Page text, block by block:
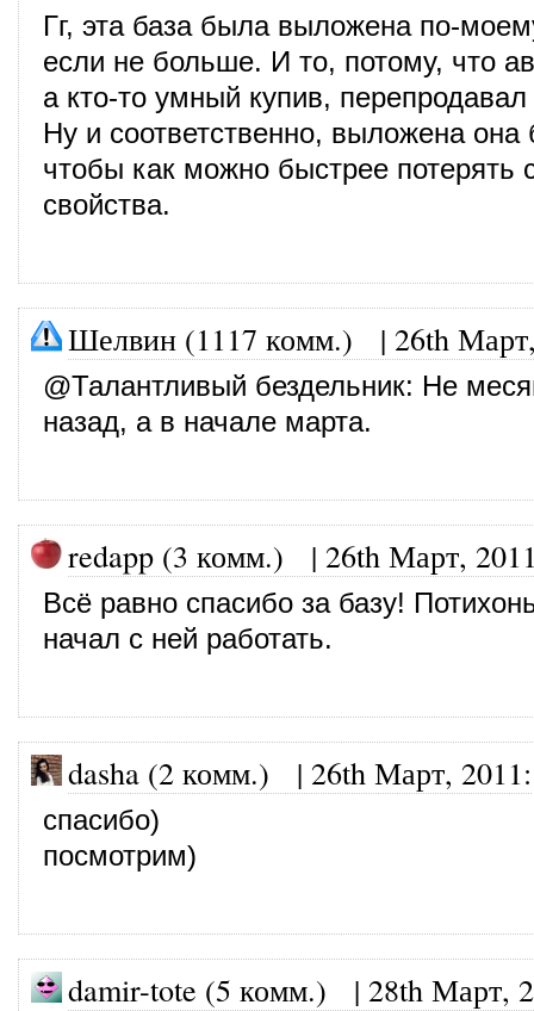
Гг, эта база была выложена по-
если не больше. И то, потому, что
а кто-то умный купив, перепродавал
Ну и соответственно, выложена она
чтобы как можно быстрее потерять
свойства.
Шелвин (1117 комм.) | 26th
@Талантливый бездельник: Не
назад, а в начале марта.
redapp (3 комм.) | 26th Март,
Всё равно спасибо за базу!
начал с ней работать.
dasha (2 комм.) | 26th Март, 2011:
спасибо)
посмотрим)
damir-tote (5 комм.) | 28th Март,